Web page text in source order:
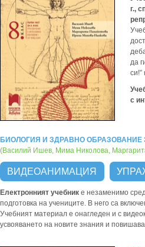
г.,
да
с
БИОЛОГИЯ И ЗДРАВНО ОБРАЗОВАНИЕ
(Василий Ишев, Мима Николова,
ВИДЕОАНИМАЦИЯ
Електронният учебник е незаменимо
подготовка на учениците. В него са
Учебният материал е онагледен и с
усвояването на новите знания и